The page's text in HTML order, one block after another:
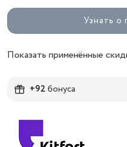
Узнать о
Показать применённые
+92бонуса